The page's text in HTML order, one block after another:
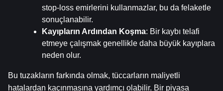
stop-loss emirlerini kullanmazlar, bu da felaketle
sonuçlanabilir.
Kayıpların Ardından Koşma: Bir kaybı telafi
etmeye çalışmak genellikle daha büyük kayıplara
neden olur.
Bu tuzakların farkında olmak, tüccarların maliyetli
hatalardan kaçınmasına yardımcı olabilir. Bir piyasa